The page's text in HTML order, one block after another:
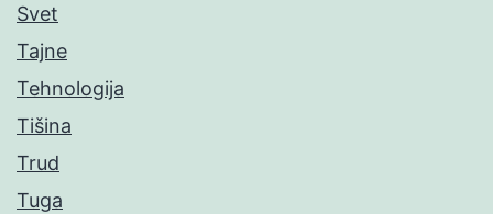
Svet
Tajne
Tehnologija
Tišina
Trud
Tuga